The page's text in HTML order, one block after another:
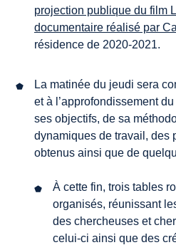
projection publique du film
documentaire réalisé par
résidence de 2020-2021.
La matinée du jeudi sera
et à l’approfondissement
ses objectifs, de sa
dynamiques de travail, des
obtenus ainsi que de
À cette fin, trois tables
organisés, réunissant
des chercheuses et
celui-ci ainsi que des